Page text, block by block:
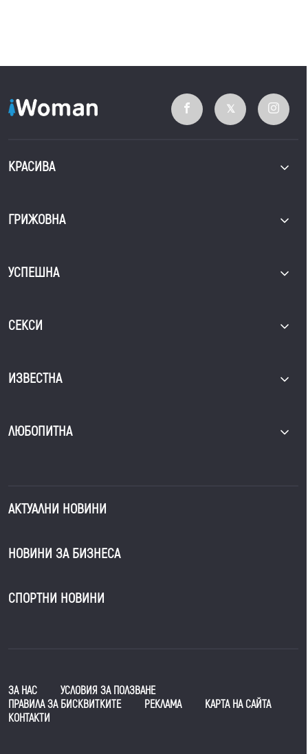
КРАСИВА
ГРИЖОВНА
УСПЕШНА
СЕКСИ
ИЗВЕСТНА
ЛЮБОПИТНА
АКТУАЛНИ НОВИНИ
НОВИНИ ЗА БИЗНЕСА
СПОРТНИ НОВИНИ
ЗА НАС
УСЛОВИЯ ЗА ПОЛЗВАНЕ
ПРАВИЛА ЗА БИСКВИТКИТЕ
РЕКЛАМА
КАРТА НА САЙТА
КОНТАКТИ